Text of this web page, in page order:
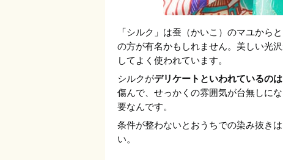
「シルク」は蚕（かいこ）のマユから
の方が有名かもしれません。美しい光
してよく使われています。
シルクがデリケートといわれているの
傷んで、せっかくの雰囲気が台無しに
要なんです。
条件が整わないとおうちでの染み抜き
い。